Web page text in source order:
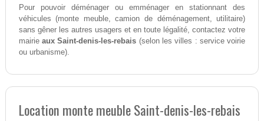
Pour pouvoir déménager ou emménager en stationnant des
véhicules (monte meuble, camion de déménagement, utilitaire)
sans gêner les autres usagers et en toute légalité, contactez votre
mairieaux Saint-denis-les-rebais (selon les villes : service voirie
ou urbanisme).
Location monte meuble Saint-denis-les-rebais